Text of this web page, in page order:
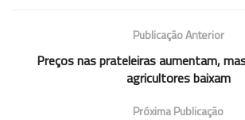
Publicação Anterior
Preços nas prateleiras aumentam,
agricultores baixam
Próxima Publicação